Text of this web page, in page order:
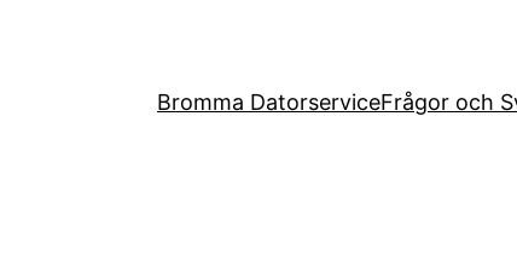
Bromma DatorserviceFrågor och